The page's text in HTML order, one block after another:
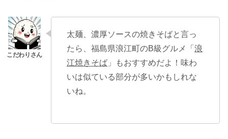
太麺、濃厚ソースの焼きそばと言っ
たら、福島県浪江町のB級グルメ「 浪
江焼きそば 」もおすすめだよ！味わ
いは似ている部分が多いかもしれな
いね。